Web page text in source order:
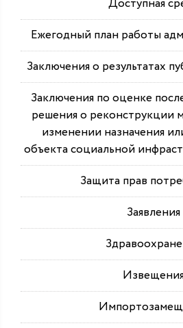
Доступная
Ежегодный план работы
Заключения о результатах
Заключения по оценке
решения о реконструкции
изменении назначения
объекта социальной
Защита прав
Заявления